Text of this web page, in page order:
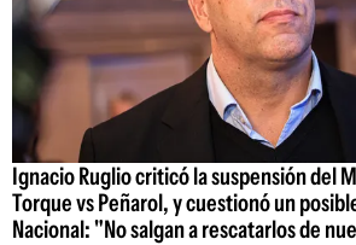
Ignacio Ruglio criticó la suspensión del
Torque vs Peñarol, y cuestionó un
Nacional: "No salgan a rescatarlos de